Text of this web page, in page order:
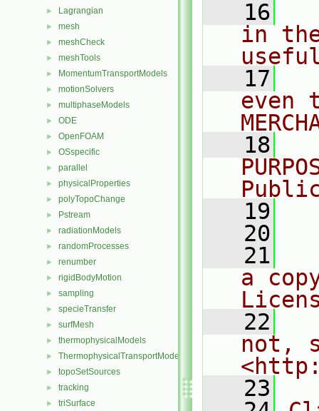
► Lagrangian
► mesh
► meshCheck
► meshTools
► MomentumTransportModels
► motionSolvers
► multiphaseModels
► ODE
► OpenFOAM
► OSspecific
► parallel
► physicalProperties
► polyTopoChange
► Pstream
► radiationModels
► randomProcesses
► renumber
► rigidBodyMotion
► sampling
► specieTransfer
► surfMesh
► thermophysicalModels
► ThermophysicalTransportModels
► topoSetSources
► tracking
► triSurface
   16
in
   17
even
   18
   19
   20
   21
a
   22
not,
   23